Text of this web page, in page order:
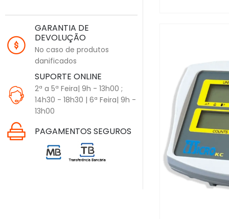
GARANTIA DE
DEVOLUÇÃO
No caso de produtos
danificados
SUPORTE ONLINE
2ª a 5ª Feira| 9h - 13h00 ;
14h30 - 18h30 | 6ª Feira| 9h -
13h00
PAGAMENTOS SEGUROS